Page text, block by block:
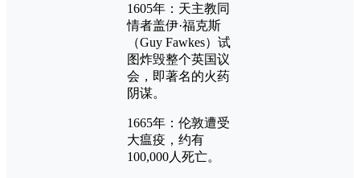
1605年：天主教同
情者盖伊·福克斯
（Guy Fawkes）试
图炸毁整个英国议
会，即著名的火药
阴谋。
1665年：伦敦遭受
大瘟疫，约有
100,000人死亡。